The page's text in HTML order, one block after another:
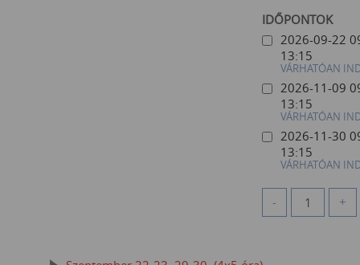
IDŐPONTOK
2026-09-22
13:15
VÁRHATÓAN
2026-11-09
13:15
VÁRHATÓAN
2026-11-30
13:15
VÁRHATÓAN
- +